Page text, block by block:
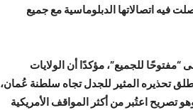
فيه اتصالاتها الدبلوماسية مع جميع
للجميع”، مؤكدًا أن الولايات
تحذيره المثير للجدل تجاه سلطنة عُمان،
تصريح اعتُبر من أكثر المواقف الأمريكية